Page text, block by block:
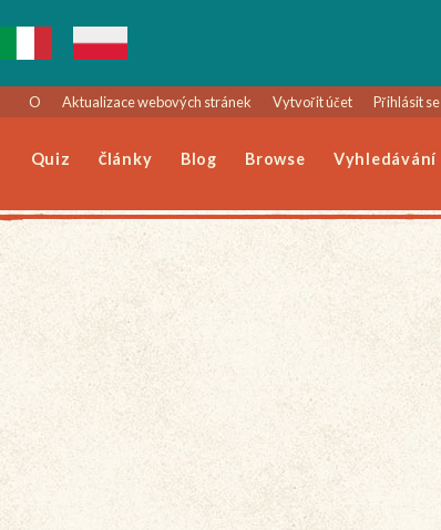
O Aktualizace webových stránek Vytvořit účet Přihlásit se
Quiz Články Blog Browse Vyhledávání